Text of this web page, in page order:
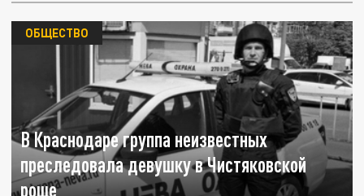
В Краснодаре группа неизвестных
преследовала девушку в Чистяковской
роще
ОБЩЕСТВО